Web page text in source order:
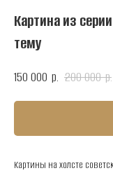
Картина из
тему
150 000 р. 200 000 р.
Картины на холсте